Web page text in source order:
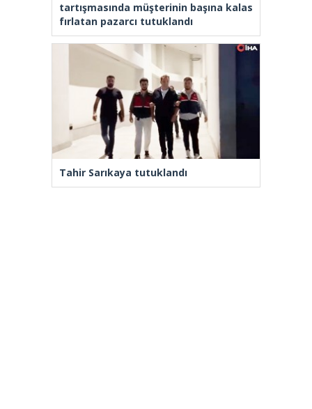
tartışmasında müşterinin başına kalas
fırlatan pazarcı tutuklandı
Tahir Sarıkaya tutuklandı